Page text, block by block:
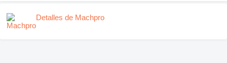
Detalles de Machpro